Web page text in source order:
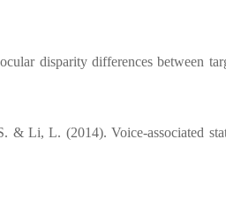
disparity differences between
Li, L. (2014). Voice-associated